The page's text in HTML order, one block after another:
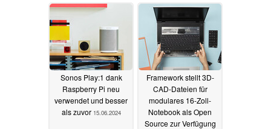
Sonos Play:1 dank
Raspberry Pi neu
verwendet und besser
als zuvor 15.06.2024
Framework stellt 3D-
CAD-Dateien für
modulares 16-Zoll-
Notebook als Open
Source zur Verfügung